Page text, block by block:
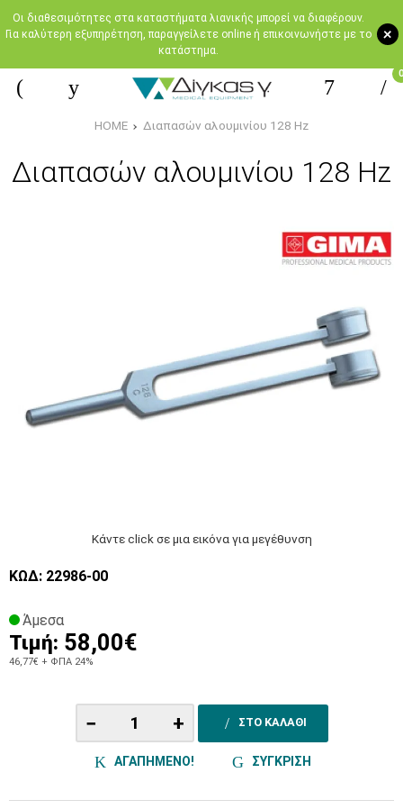
+
Oι διαθεσιμότητες στα καταστήματα λιανικής μπορεί να διαφέρουν.
Για καλύτερη εξυπηρέτηση, παραγγείλετε online ή επικοινωνήστε με το
κατάστημα.
0
HOME Διαπασών αλουμινίου 128 Hz
Διαπασών αλουμινίου 128 Hz
Κάντε click σε μια εικόνα για μεγέθυνση
ΚΩΔ: 22986-00
Άμεσα
Τιμή: 58,00€
46,77€ + ΦΠΑ 24%
− + ΣΤΟ ΚΑΛΑΘΙ
ΑΓΑΠΗΜΕΝΟ! ΣΥΓΚΡΙΣΗ